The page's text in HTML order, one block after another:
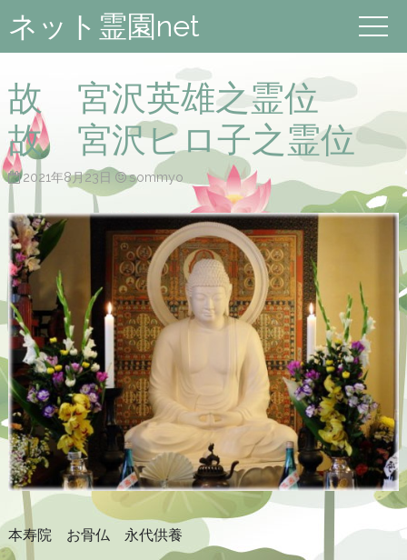
ネット霊園net
故 宮沢英雄之霊位
故 宮沢ヒロ子之霊位
2021年8月23日 sommyo
本寿院 お骨仏 永代供養